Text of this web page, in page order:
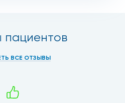
пациентов
ВСЕ ОТЗЫВЫ